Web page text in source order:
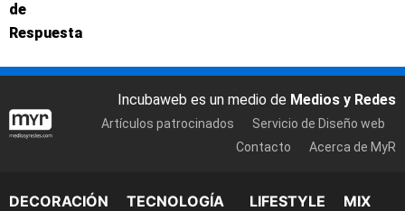
de
Respuesta
Incubaweb es un medio de Medios y Redes
Artículos patrocinados
Servicio de Diseño web
Contacto
Acerca de MyR
DECORACIÓN TECNOLOGÍA LIFESTYLE MIX